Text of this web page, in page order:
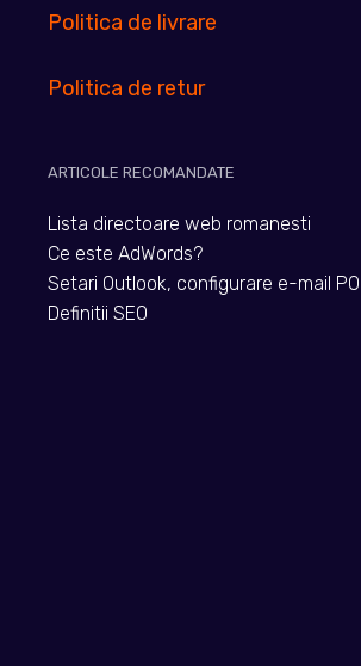
Politica de livrare
Politica de retur
ARTICOLE RECOMANDATE
Lista directoare web romanesti
Ce este AdWords?
Setari Outlook, configurare e-mail
Definitii SEO